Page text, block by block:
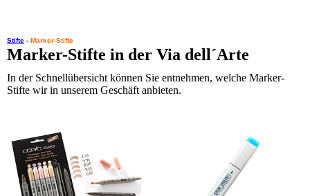
Stifte - Marker-Stifte
Marker-Stifte in der Via dell´Arte
In der Schnellübersicht können Sie entnehmen, welche Marker-
Stifte wir in unserem Geschäft anbieten.